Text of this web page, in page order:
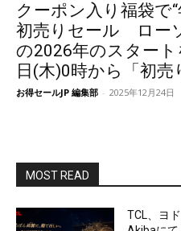
クーポン入り福袋で
初売りセール ロー
の2026年のスター
日(木)0時から「初
お得セールJP 編集部 - 2025年12月24日
MOST READ
TCL、ヨ